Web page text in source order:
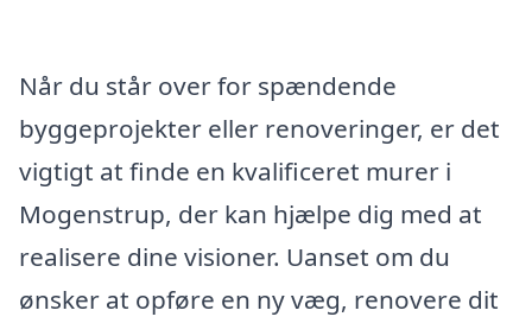
Når du står over for spændende
byggeprojekter eller renoveringer, er det
vigtigt at finde en kvalificeret murer i
Mogenstrup, der kan hjælpe dig med at
realisere dine visioner. Uanset om du
ønsker at opføre en ny væg, renovere dit